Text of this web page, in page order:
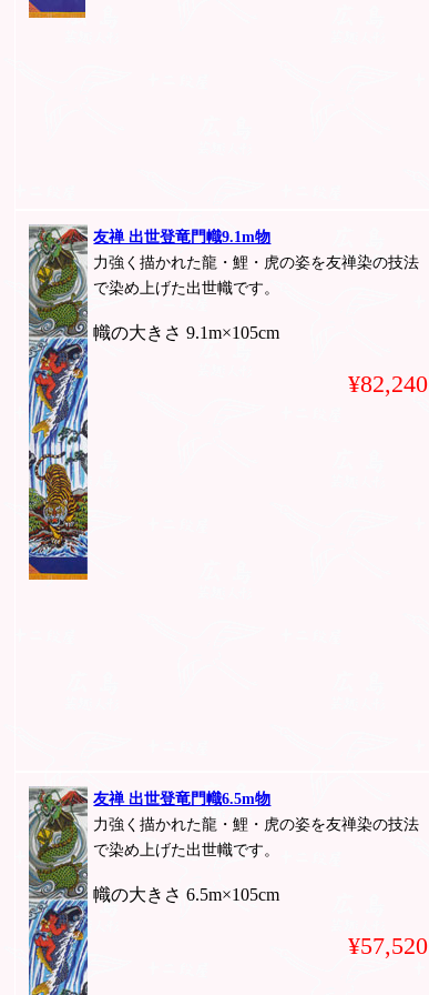
友禅 出世登竜門幟9.1m物
力強く描かれた龍・鯉・虎の姿を友禅染の技法
で染め上げた出世幟です。
幟の大きさ 9.1m×105cm
¥82,240
友禅 出世登竜門幟6.5m物
力強く描かれた龍・鯉・虎の姿を友禅染の技法
で染め上げた出世幟です。
幟の大きさ 6.5m×105cm
¥57,520